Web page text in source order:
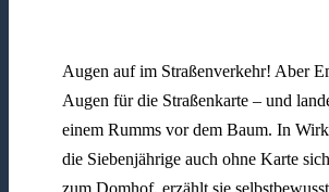
Augen auf im Straßenverkehr! Aber
Augen für die Straßenkarte – und
einem Rumms vor dem Baum. In
die Siebenjährige auch ohne Karte